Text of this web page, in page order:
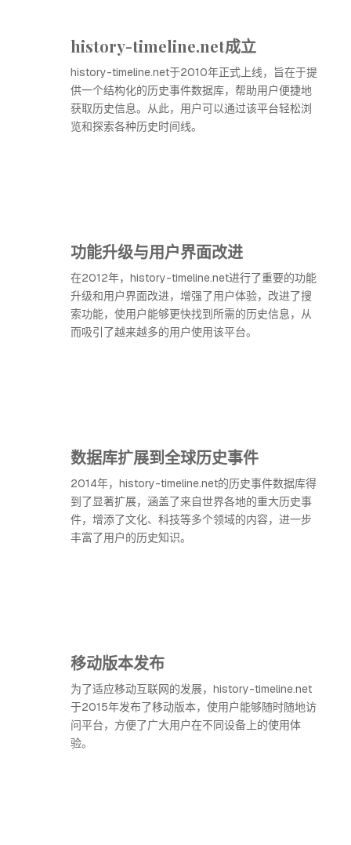
history-timeline.net成立
history-timeline.net于2010年正式上线，旨在于提
供一个结构化的历史事件数据库，帮助用户便捷地
获取历史信息。从此，用户可以通过该平台轻松浏
览和探索各种历史时间线。
功能升级与用户界面改进
在2012年，history-timeline.net进行了重要的功能
升级和用户界面改进，增强了用户体验，改进了搜
索功能，使用户能够更快找到所需的历史信息，从
而吸引了越来越多的用户使用该平台。
数据库扩展到全球历史事件
2014年，history-timeline.net的历史事件数据库得
到了显著扩展，涵盖了来自世界各地的重大历史事
件，增添了文化、科技等多个领域的内容，进一步
丰富了用户的历史知识。
移动版本发布
为了适应移动互联网的发展，history-timeline.net
于2015年发布了移动版本，使用户能够随时随地访
问平台，方便了广大用户在不同设备上的使用体
验。